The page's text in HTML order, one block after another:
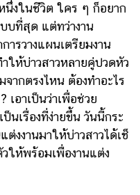
ในชีวิต ใคร ๆ ก็อยาก
บที่สุด แต่ทว่างาน
รวางแผนเตรียมงาน
ให้บ่าวสาวหลายคู่ปวดหัว
ากตรงไหน ต้องทำอะไร
เอาเป็นว่าเพื่อช่วย
นเรื่องที่ง่ายขึ้น วันนี้กระ
งงานมาให้บ่าวสาวได้เช็
ให้พร้อมเพื่องานแต่ง